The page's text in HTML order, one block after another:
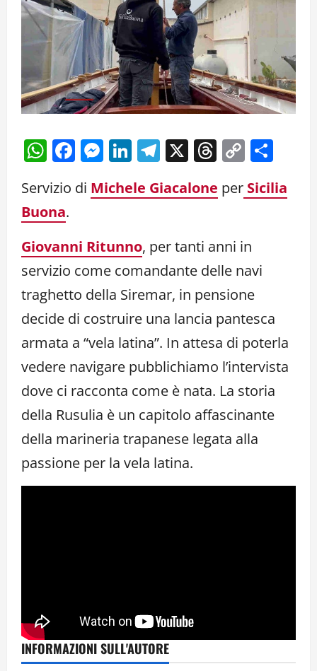
WhatsApp
Facebook
Messenger
LinkedIn
Telegram
X Threads
Copy
Servizio di Michele Giacalone per Sicilia
Buona.
Giovanni Ritunno, per tanti anni in
servizio come comandante delle navi
traghetto della Siremar, in pensione
decide di costruire una lancia pantesca
armata a “vela latina”. In attesa di poterla
vedere navigare pubblichiamo l’intervista
dove ci racconta come è nata. La storia
della Rusulia è un capitolo affascinante
della marineria trapanese legata alla
passione per la vela latina.
INFORMAZIONI SULL'AUTORE